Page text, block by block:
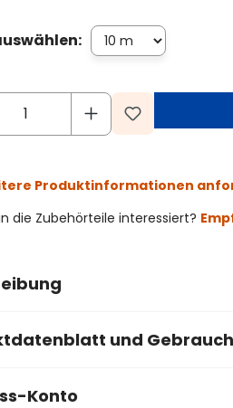
Produktinformationen
die Zubehörteile interessiert?
und
Konto